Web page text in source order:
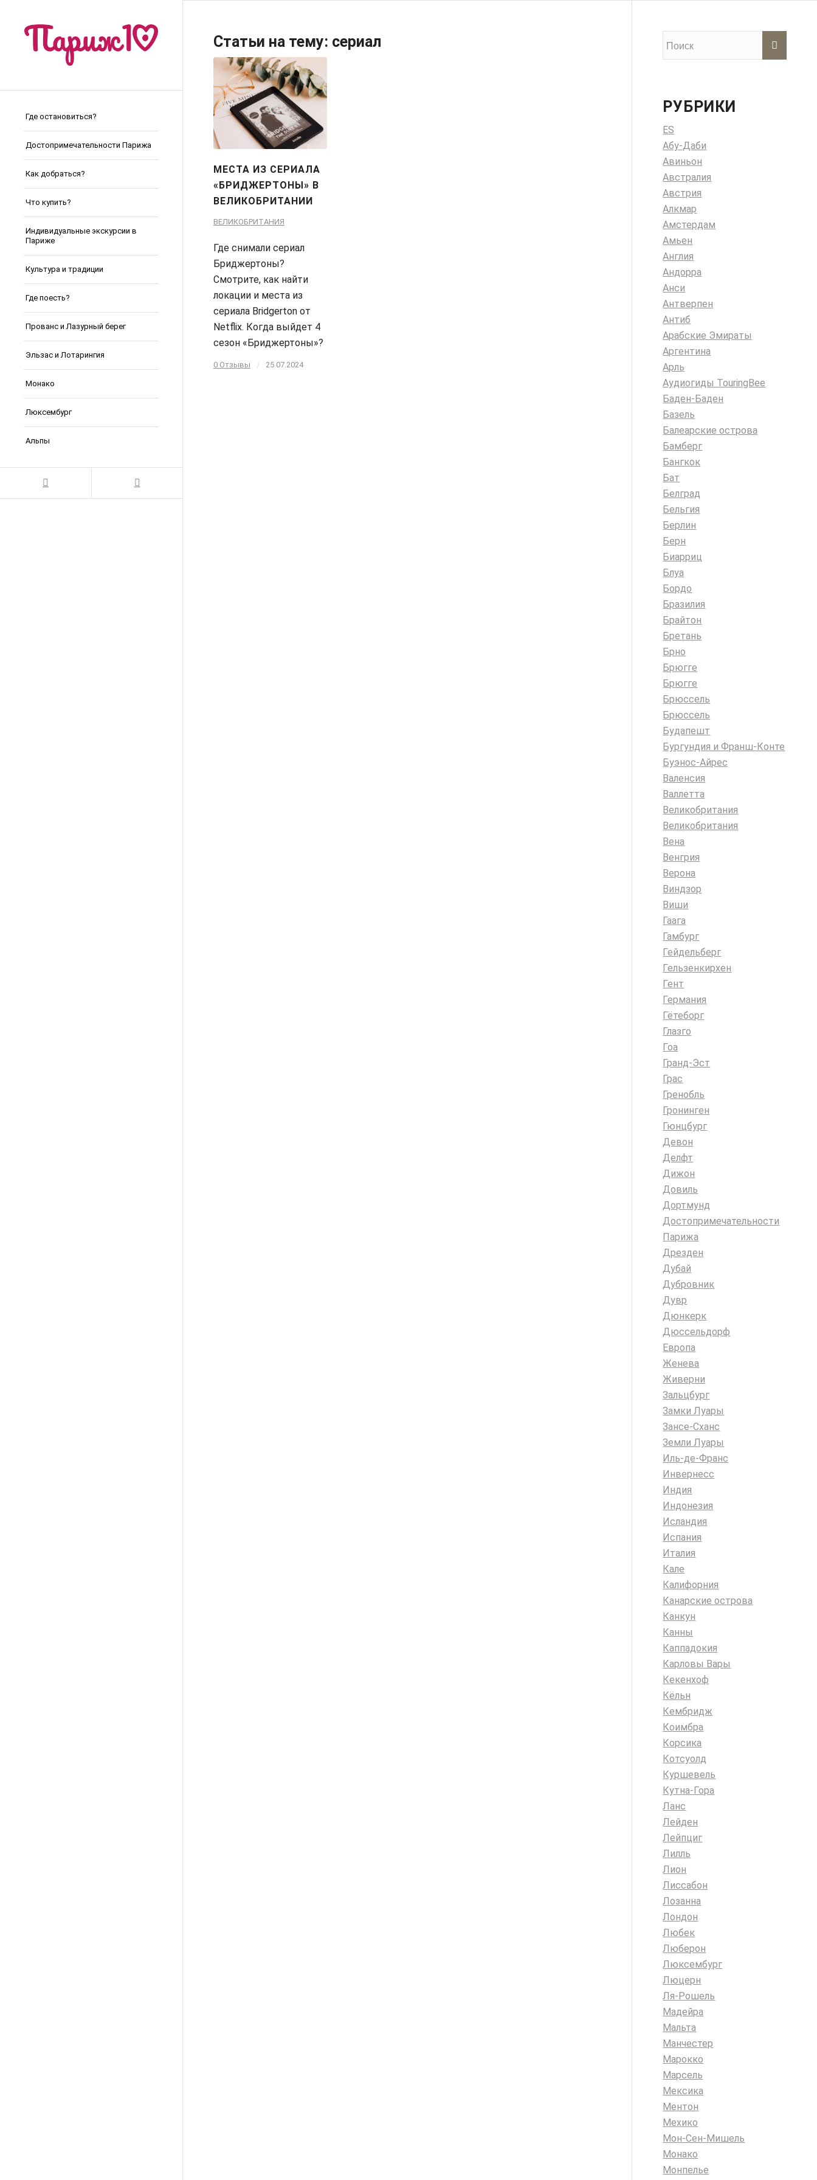
Где остановиться?
Достопримечательности Парижа
Как добраться?
Что купить?
Индивидуальные экскурсии в
Париже
Культура и традиции
Где поесть?
Прованс и Лазурный берег
Эльзас и Лотарингия
Монако
Люксембург
Альпы
Статьи на тему: сериал
МЕСТА ИЗ СЕРИАЛА
«БРИДЖЕРТОНЫ» В
ВЕЛИКОБРИТАНИИ
ВЕЛИКОБРИТАНИЯ
Где снимали сериал
Бриджертоны?
Смотрите, как найти
локации и места из
сериала Bridgerton от
Netflix. Когда выйдет 4
сезон «Бриджертоны»?
0 Отзывы / 25.07.2024
РУБРИКИ
ES
Абу-Даби
Авиньон
Австралия
Австрия
Алкмар
Амстердам
Амьен
Англия
Андорра
Анси
Антверпен
Антиб
Арабские Эмираты
Аргентина
Арль
Аудиогиды TouringBee
Баден-Баден
Базель
Балеарские острова
Бамберг
Бангкок
Бат
Белград
Бельгия
Берлин
Берн
Биарриц
Блуа
Бордо
Бразилия
Брайтон
Бретань
Брно
Брюгге
Брюгге
Брюссель
Брюссель
Будапешт
Бургундия и Франш-Конте
Буэнос-Айрес
Валенсия
Валлетта
Великобритания
Великобритания
Вена
Венгрия
Верона
Виндзор
Виши
Гаага
Гамбург
Гейдельберг
Гельзенкирхен
Гент
Германия
Гётеборг
Глазго
Гоа
Гранд-Эст
Грас
Гренобль
Гронинген
Гюнцбург
Девон
Делфт
Дижон
Довиль
Дортмунд
Достопримечательности
Парижа
Дрезден
Дубай
Дубровник
Дувр
Дюнкерк
Дюссельдорф
Европа
Женева
Живерни
Зальцбург
Замки Луары
Зансе-Сханс
Земли Луары
Иль-де-Франс
Инвернесс
Индия
Индонезия
Исландия
Испания
Италия
Кале
Калифорния
Канарские острова
Канкун
Канны
Каппадокия
Карловы Вары
Кекенхоф
Кёльн
Кембридж
Коимбра
Корсика
Котсуолд
Куршевель
Кутна-Гора
Ланс
Лейден
Лейпциг
Лилль
Лион
Лиссабон
Лозанна
Лондон
Любек
Люберон
Люксембург
Люцерн
Ля-Рошель
Мадейра
Мальта
Манчестер
Марокко
Марсель
Мексика
Ментон
Мехико
Мон-Сен-Мишель
Монако
Монпелье